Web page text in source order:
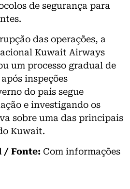
de segurança para
das operações, a
Kuwait Airways
um processo gradual de
inspeções
do país segue
e investigando os
sobre uma das principais
Kuwait.
/ Fonte: Com informações